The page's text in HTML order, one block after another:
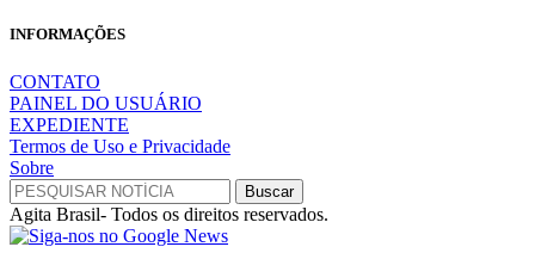
INFORMAÇÕES
CONTATO
PAINEL DO USUÁRIO
EXPEDIENTE
Termos de Uso e Privacidade
Sobre
Agita Brasil- Todos os direitos reservados.